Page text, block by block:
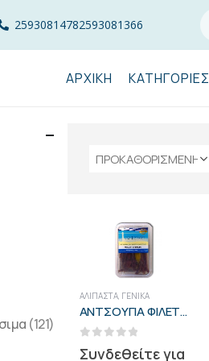
25930814782593081366
ΑΡΧΙΚΉ ΚΑΤΗΓΟΡΊΕΣ
ΑΛΊΠΑΣΤΑ, ΓΕΝΙΚΑ
ΑΝΤΣΟΥΓΙΑ ΦΙΛΕΤΟ ΛΑΔΙ 150ΓΡ ΦΑΝΑΡΙ
out of 5
Συνδεθείτε για
(121)